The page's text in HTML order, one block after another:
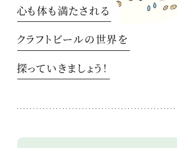
心も体も満たされる
クラフトビールの世界を
探っていきましょう！